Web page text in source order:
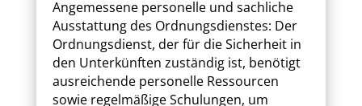
Angemessene personelle und sachliche
Ausstattung des Ordnungsdienstes: Der
Ordnungsdienst, der für die Sicherheit in
den Unterkünften zuständig ist, benötigt
ausreichende personelle Ressourcen
sowie regelmäßige Schulungen, um